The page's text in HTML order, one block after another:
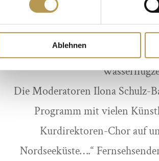
Ablehnen
Eine grandiose
Erinnerung bleiben.
auf dem Zwischenahner Meer
Die Moderatoren Ilona Schulz-
Programm mit vielen
Kurdirektoren-Chor auf
Nordseeküste….“